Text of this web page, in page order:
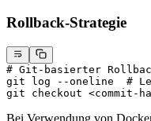
Rollback-Strategie
# Git-basierter
git log --oneline
#
git checkout <commit-